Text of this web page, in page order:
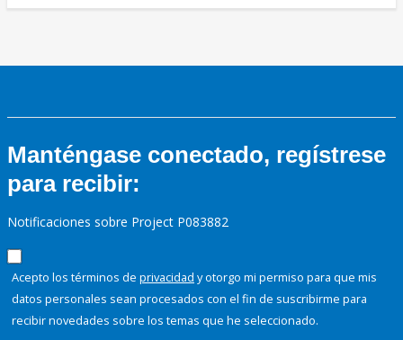
Manténgase conectado, regístrese
para recibir:
Notificaciones sobre Project P083882
Acepto los términos de privacidad y otorgo mi permiso para que mis
datos personales sean procesados con el fin de suscribirme para
recibir novedades sobre los temas que he seleccionado.